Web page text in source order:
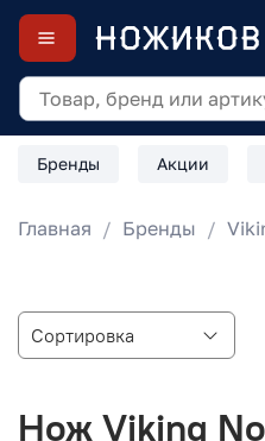
Бренды Акции
Главная Бренды
Нож Viking